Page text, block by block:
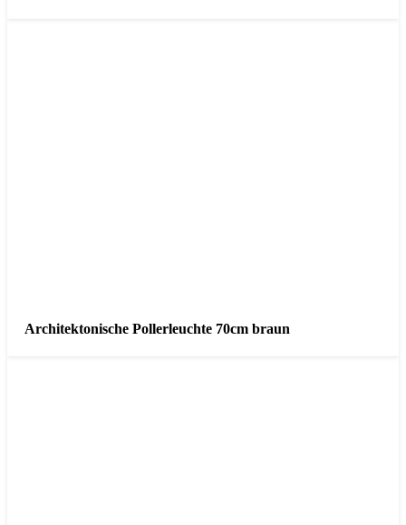
Architektonische Pollerleuchte 70cm braun